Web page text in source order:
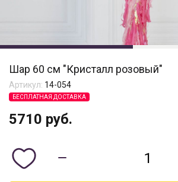
Шар 60 см "Кристалл розовый"
Артикул: 14-054
БЕСПЛАТНАЯ ДОСТАВКА
5710 руб.